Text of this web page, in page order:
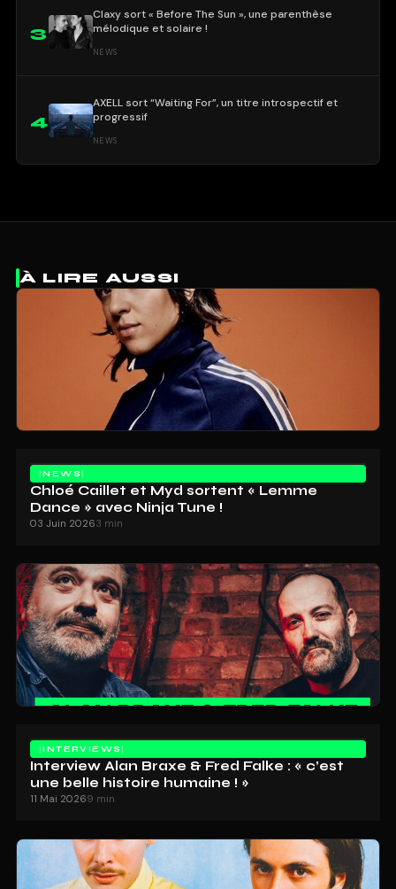
3
Claxy sort « Before The Sun », une parenthèse
mélodique et solaire !
NEWS
4
AXELL sort “Waiting For”, un titre introspectif et
progressif
NEWS
À LIRE AUSSI
NEWS
Chloé Caillet et Myd sortent « Lemme
Dance » avec Ninja Tune !
03 Juin 20263 min
INTERVIEWS
Interview Alan Braxe & Fred Falke : « c’est
une belle histoire humaine ! »
11 Mai 20269 min